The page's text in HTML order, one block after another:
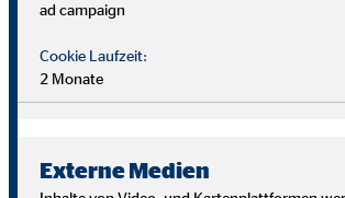
Wir suchen Persönlichkeiten mit Charakter,
Du musst kein Finanzprofi sein – unsere
ad campaign
Cookie Laufzeit:
2 Monate
Externe Medien